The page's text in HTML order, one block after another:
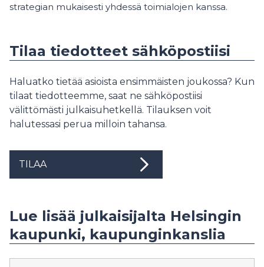
strategian mukaisesti yhdessä toimialojen kanssa.
Tilaa tiedotteet sähköpostiisi
Haluatko tietää asioista ensimmäisten joukossa? Kun
tilaat tiedotteemme, saat ne sähköpostiisi
välittömästi julkaisuhetkellä. Tilauksen voit
halutessasi perua milloin tahansa.
TILAA
Lue lisää julkaisijalta Helsingin
kaupunki, kaupunginkanslia